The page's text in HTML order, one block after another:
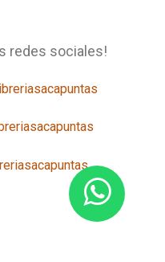
redes sociales!